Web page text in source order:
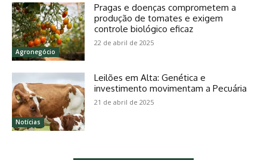
Agronegócio
Pragas e doenças comprometem a
produção de tomates e exigem
controle biológico eficaz
22 de abril de 2025
Notícias
Leilões em Alta: Genética e
investimento movimentam a Pecuária
21 de abril de 2025